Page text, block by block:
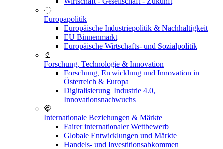
Europapolitik
Europäische Industriepolitik & Nachhaltigkeit
EU Binnenmarkt
Europäische Wirtschafts- und Sozialpolitik
Forschung, Technologie & Innovation
Forschung, Entwicklung und Innovation in
Österreich & Europa
Digitalisierung, Industrie 4.0,
Innovationsnachwuchs
Internationale Beziehungen & Märkte
Fairer internationaler Wettbewerb
Globale Entwicklungen und Märkte
Handels- und Investitionsabkommen